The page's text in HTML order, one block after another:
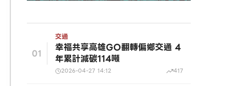
01
交通
幸福共享高雄GO翻轉偏鄉交通 4
年累計減碳114噸
2026-04-27 14:12 417